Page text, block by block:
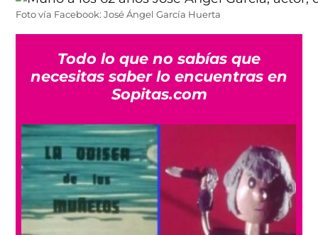
Foto vía Facebook: José Ángel García Huerta
Todo lo que no sabías que
necesitas saber lo encuentras en
Sopitas.com